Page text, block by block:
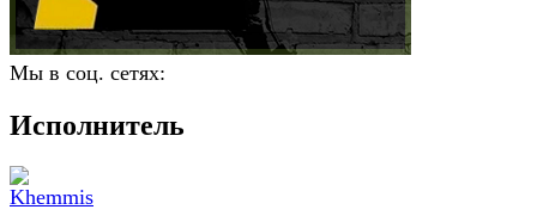
Мы в соц. сетях:
Исполнитель